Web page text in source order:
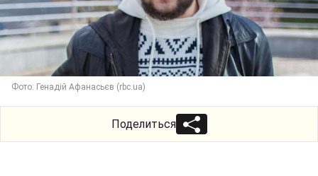
Фото: Генадій Афанасьєв (rbc.ua)
Поделиться